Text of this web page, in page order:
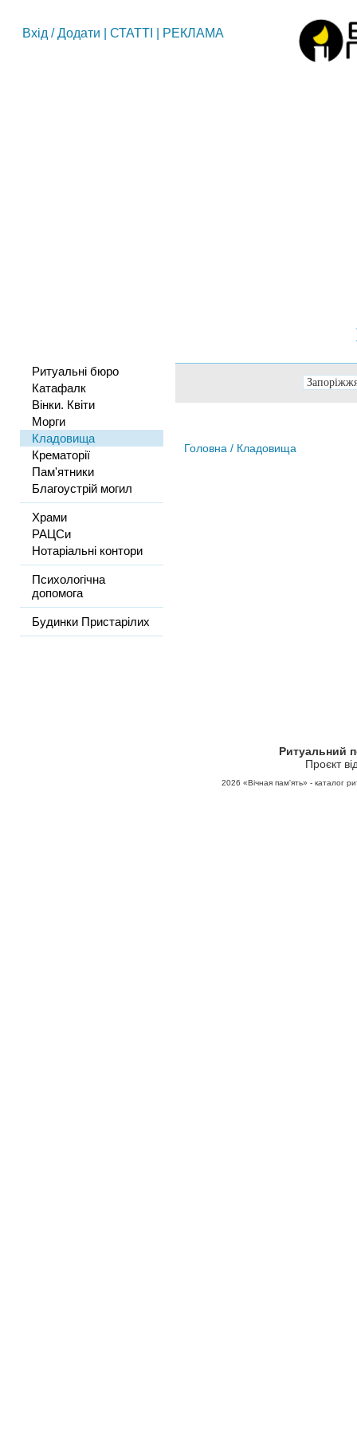
Вхід /Додати СТАТТІ РЕКЛАМА
Ритуальні бюро
Катафалк
Вінки. Квіти
Морги
Кладовища
Крематорії
Пам'ятники
Благоустрій могил
Храми
РАЦСи
Нотаріальні контори
Психологічна
допомога
Будинки Пристарілих
Головна / Кладовища
Ритуальний
Проєкт
2026 «Вічная пам'ять» - каталог